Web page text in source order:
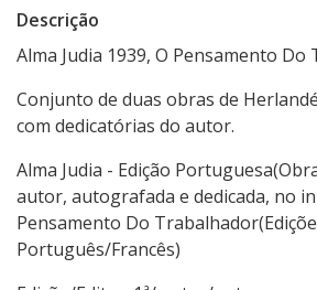
Descrição
Alma Judia 1939, O Pensamento
Conjunto de duas obras de
com dedicatórias do autor.
Alma Judia - Edição
autor, autografada e dedicada, no
Pensamento Do
Português/Francês)